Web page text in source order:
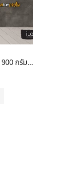
ILoft โฟมแวกส์ โฟมแว็กซ์ 900 กรัม ขนาด 150 X 150 X150 สีขาว